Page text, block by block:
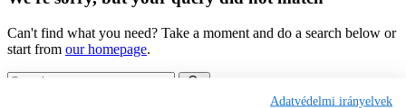
Can't find what you need? Take a moment and do a search below or
start from our homepage.
Adatvédelmi irányelvek